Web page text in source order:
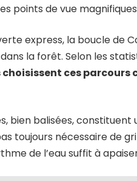
points de vue
express, la boucle de
la forêt. Selon les
choisissent ces parcours
bien balisées,
toujours nécessaire de
de l’eau suffit à